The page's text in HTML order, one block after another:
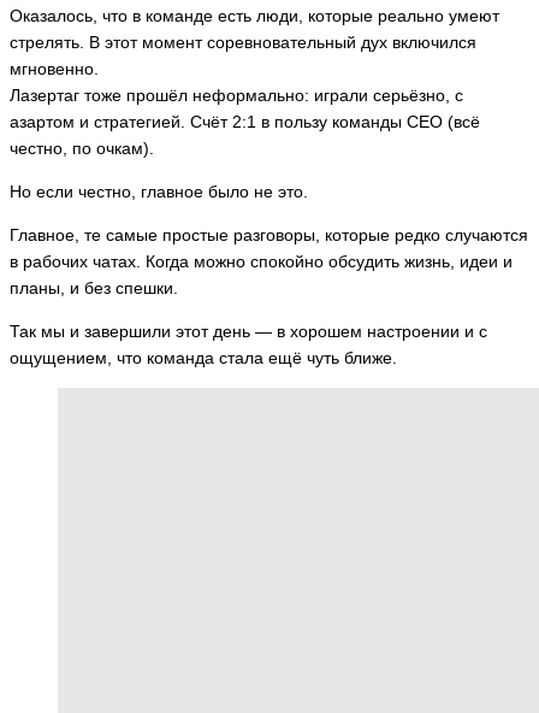
Оказалось, что в команде есть люди, которые реально умеют
стрелять. В этот момент соревновательный дух включился
мгновенно.
Лазертаг тоже прошёл неформально: играли серьёзно, с
азартом и стратегией. Счёт 2:1 в пользу команды CEO (всё
честно, по очкам).
Но если честно, главное было не это.
Главное, те самые простые разговоры, которые редко случаются
в рабочих чатах. Когда можно спокойно обсудить жизнь, идеи и
планы, и без спешки.
Так мы и завершили этот день — в хорошем настроении и с
ощущением, что команда стала ещё чуть ближе.